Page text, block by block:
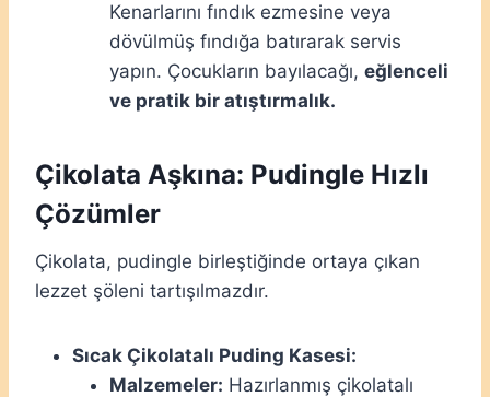
Kenarlarını fındık ezmesine veya
dövülmüş fındığa batırarak servis
yapın. Çocukların bayılacağı, eğlenceli
ve pratik bir atıştırmalık.
Çikolata Aşkına: Pudingle Hızlı
Çözümler
Çikolata, pudingle birleştiğinde ortaya çıkan
lezzet şöleni tartışılmazdır.
Sıcak Çikolatalı Puding Kasesi:
Malzemeler: Hazırlanmış çikolatalı